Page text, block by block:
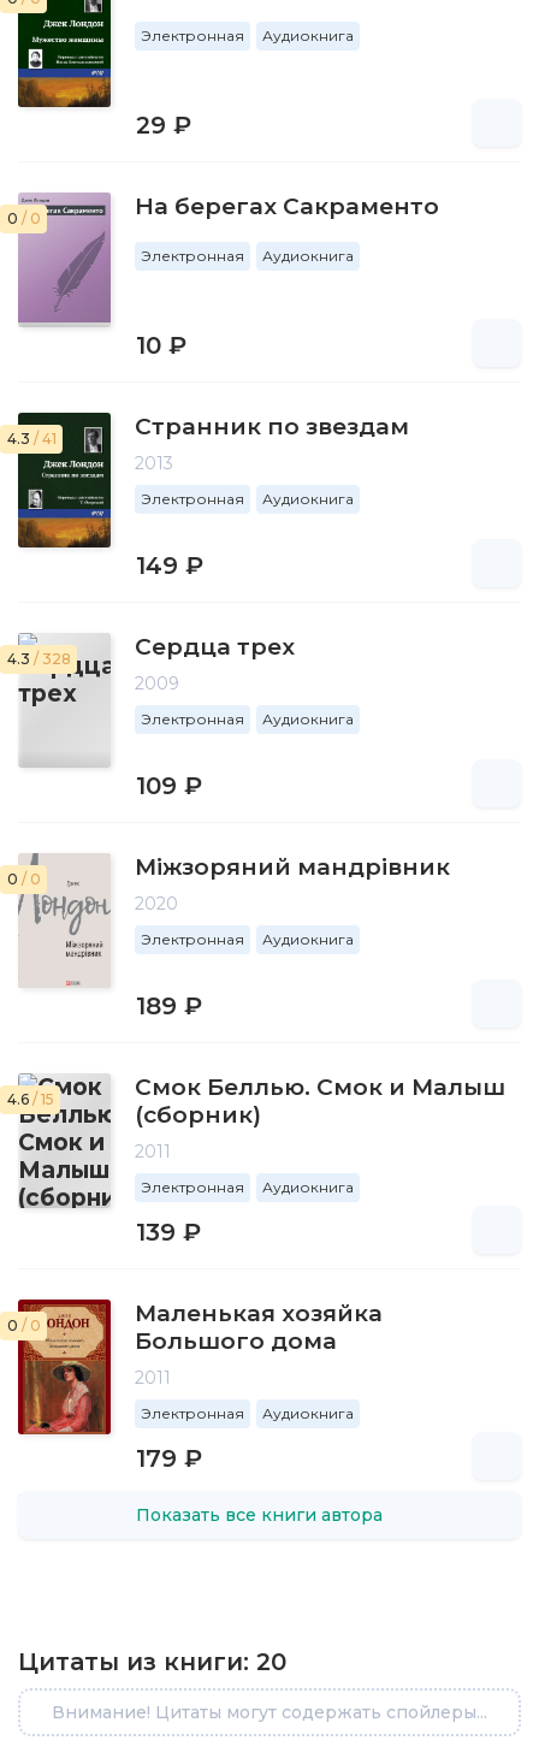
Электронная Аудиокнига
29 ₽
0 / 0 На берегах Сакраменто
Электронная Аудиокнига
10 ₽
4.3 / 41 Странник по звездам
2013
Электронная Аудиокнига
149 ₽
4.3 / 328 Сердца трех
2009
Электронная Аудиокнига
109 ₽
0 / 0 Міжзоряний мандрівник
2020
Электронная Аудиокнига
189 ₽
4.6 / 15
Смок Беллью. Смок и Малыш
(сборник)
2011
Электронная Аудиокнига
139 ₽
0 / 0
Маленькая хозяйка
Большого дома
2011
Электронная Аудиокнига
179 ₽
Показать все книги автора
Цитаты из книги: 20
Внимание! Цитаты могут содержать спойлеры...